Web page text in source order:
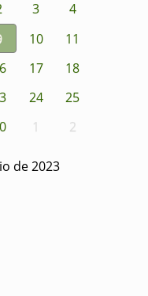
3
4
10
11
17
18
24
25
1 2
de 2023